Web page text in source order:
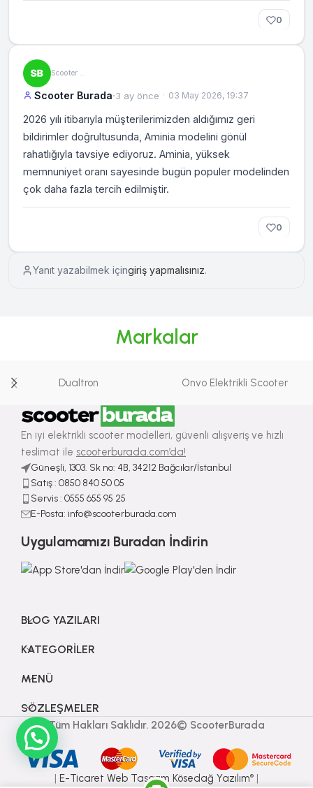
0
Scooter Burada
Scooter Burada·3 ay önce 03 May 2026, 19:37
2026 yılı itibarıyla müşterilerimizden aldığımız geri
bildirimler doğrultusunda, Aminia modelini gönül
rahatlığıyla tavsiye ediyoruz. Aminia, yüksek
memnuniyet oranı sayesinde bugün populer modelinden
çok daha fazla tercih edilmiştir.
0
Yanıt yazabilmek içingiriş yapmalısınız.
Markalar
Dualtron Onvo Elektrikli Scooter
En iyi elektrikli scooter modelleri, güvenli alışveriş ve hızlı
teslimat ile scooterburada.com’da!
Güneşli, 1303. Sk no: 4B, 34212 Bağcılar/İstanbul
Satış : ⁠0850 840 50 05
Servis : 0555 655 95 25
E-Posta: info@scooterburada.com
Uygulamamızı Buradan İndirin
BLOG YAZILARI
KATEGORILER
MENÜ
SÖZLEŞMELER
Tüm Hakları Saklıdır. 2026© ScooterBurada
| E-Ticaret Web Tasarım Kösedağ Yazılım® |